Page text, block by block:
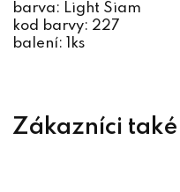
barva: Light Siam
kod barvy: 227
balení: 1ks